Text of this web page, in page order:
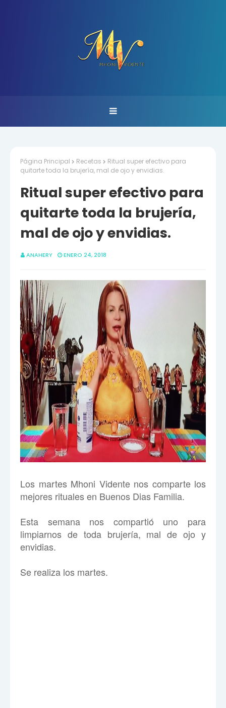
Página Principal Recetas
Ritual super efectivo para
quitarte toda la brujería, mal de ojo y envidias.
Ritual super efectivo para
quitarte toda la brujería,
mal de ojo y envidias.
ANAHERY ENERO 24, 2018
Los martes Mhoni Vidente nos comparte los
mejores rituales en Buenos Dias Familia.
Esta semana nos compartió uno para
limpiarnos de toda brujería, mal de ojo y
envidias.
Se realiza los martes.